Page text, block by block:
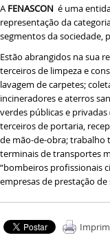
A FENASCON é uma
representação da
segmentos da sociedade,
Estão abrangidos na sua
terceiros de limpeza e
lavagem de carpetes;
incineradores e aterros
verdes públicas e
terceiros de portaria,
de mão-de-obra; trabalho
terminais de transportes
“bombeiros profissionais
empresas de prestação